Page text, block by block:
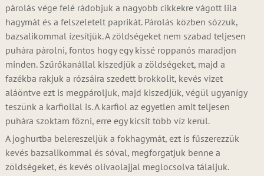
párolás vége felé rádobjuk a nagyobb cikkekre vágott lila
hagymát és a felszeletelt paprikát. Párolás közben sózzuk,
bazsalikommal ízesítjük. A zöldségeket nem szabad teljesen
puhára párolni, fontos hogy egy kissé roppanós maradjon
minden. Szűrőkanállal kiszedjük a zöldségeket, majd a
fazékba rakjuk a rózsáira szedett brokkolit, kevés vizet
aláöntve ezt is megpároljuk, majd kiszedjük, végül ugyanígy
teszünk a karfiollal is. A karfiol az egyetlen amit teljesen
puhára szoktam főzni, erre egy kicsit több víz kerül.
A joghurtba belereszeljük a fokhagymát, ezt is fűszerezzük
kevés bazsalikommal és sóval, megforgatjuk benne a
zöldségeket, és kevés olívaolajjal meglocsolva tálaljuk.